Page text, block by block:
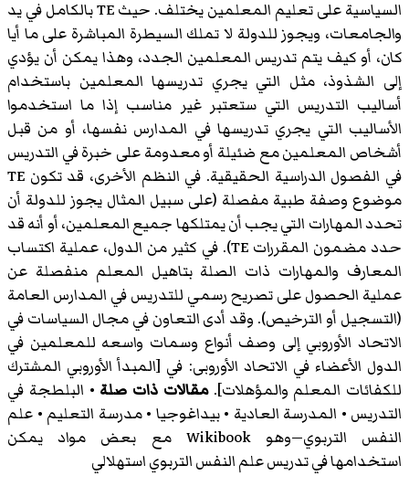
السياسية على تعليم المعلمين يختلف. حيث TE بالكامل في يد
والجامعات، ويجوز للدولة لا تملك السيطرة المباشرة على ما أيا
كان، أو كيف يتم تدريس المعلمين الجدد، وهذا يمكن أن يؤدي
إلى الشذوذ، مثل التي يجري تدريسها المعلمين باستخدام
أساليب التدريس التي ستعتبر غير مناسب إذا ما استخدموا
الأساليب التي يجري تدريسها في المدارس نفسها، أو من قبل
أشخاص المعلمين مع ضئيلة أو معدومة على خبرة في التدريس
في الفصول الدراسية الحقيقية. في النظم الأخرى، قد تكون TE
موضوع وصفة طبية مفصلة (على سبيل المثال يجوز للدولة أن
تحدد المهارات التي يجب أن يمتلكها جميع المعلمين، أو أنه قد
حدد مضمون المقررات TE). في كثير من الدول، عملية اكتساب
المعارف والمهارات ذات الصلة بتاهيل المعلم منفصلة عن
عملية الحصول على تصريح رسمي للتدريس في المدارس العامة
(التسجيل أو الترخيص). وقد أدى التعاون في مجال السياسات في
الاتحاد الأوروبي إلى وصف أنواع وسمات واسعه للمعلمين في
الدول الأعضاء في الاتحاد الأوروبى: في [المبدأ الأوروبي المشترك
للكفائات المعلم والمؤهلات].مقالات ذات صلة • البلطجة في
التدريس • المدرسة العادية • بيداغوجيا • مدرسة التعليم • علم
النفس التربوي—وهو Wikibook مع بعض مواد يمكن
استخدامها في تدريس علم النفس التربوي استهلالي